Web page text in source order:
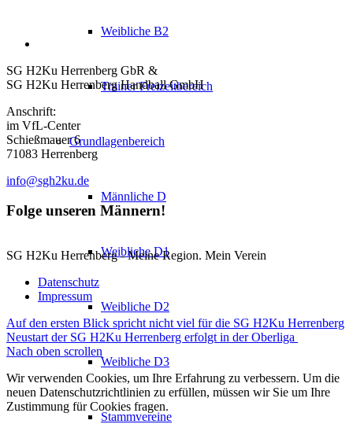
Weibliche B2
Trainer Freizeitbereich
Grundlagenbereich
Männliche D
Weibliche D1
Weibliche D2
Weibliche D3
Stammvereine
SG H2Ku Herrenberg GbR &
SG H2Ku Herrenberg Handball GmbH
Anschrift:
im VfL-Center
Schießmauer 6
71083 Herrenberg
info@sgh2ku.de
Folge unseren Männern!
SG H2Ku Herrenberg - Meine Region. Mein Verein
Datenschutz
Impressum
Auf den ersten Blick spricht nicht viel für die SG H2Ku Herrenberg
Neustart der SG H2Ku Herrenberg erfolgt in der Oberliga
Nach oben scrollen
Wir verwenden Cookies, um Ihre Erfahrung zu verbessern. Um die
neuen Datenschutzrichtlinien zu erfüllen, müssen wir Sie um Ihre
Zustimmung für Cookies fragen.